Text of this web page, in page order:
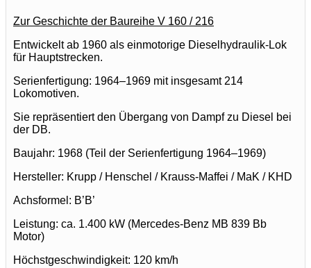
Zur Geschichte der Baureihe V 160 / 216
Entwickelt ab 1960 als einmotorige Dieselhydraulik-Lok
für Hauptstrecken.
Serienfertigung: 1964–1969 mit insgesamt 214
Lokomotiven.
Sie repräsentiert den Übergang von Dampf zu Diesel bei
der DB.
Baujahr: 1968 (Teil der Serienfertigung 1964–1969)
Hersteller: Krupp / Henschel / Krauss-Maffei / MaK / KHD
Achsformel: B’B’
Leistung: ca. 1.400 kW (Mercedes-Benz MB 839 Bb
Motor)
Höchstgeschwindigkeit: 120 km/h